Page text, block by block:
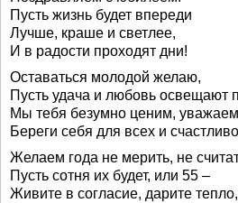
Пусть жизнь будет впереди
Лучше, краше и светлее,
И в радости проходят дни!
Оставаться молодой желаю,
Пусть удача и любовь освещают
Мы тебя безумно ценим,
Береги себя для всех и
Желаем года не мерить, не
Пусть сотня их будет, или 55 –
Живите в согласие, дарите тепло,